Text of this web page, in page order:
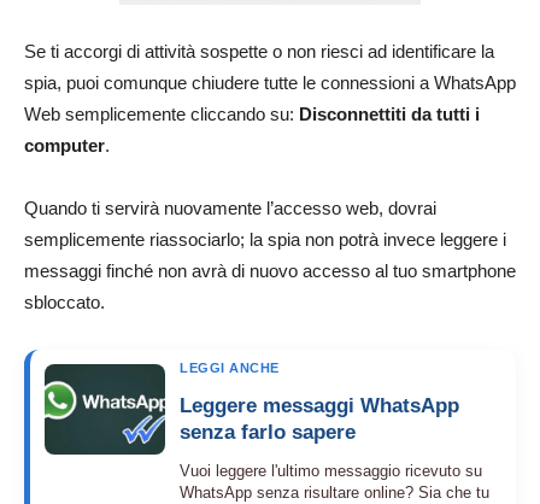
Se ti accorgi di attività sospette o non riesci ad identificare la
spia, puoi comunque chiudere tutte le connessioni a WhatsApp
Web semplicemente cliccando su: Disconnettiti da tutti i
computer.
Quando ti servirà nuovamente l’accesso web, dovrai
semplicemente riassociarlo; la spia non potrà invece leggere i
messaggi finché non avrà di nuovo accesso al tuo smartphone
sbloccato.
LEGGI ANCHE
Leggere messaggi WhatsApp
senza farlo sapere
Vuoi leggere l'ultimo messaggio ricevuto su
WhatsApp senza risultare online? Sia che tu